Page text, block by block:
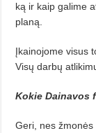
ką ir kaip galime
planą.
Įkainojome visus
Visų darbų
Kokie Dainavos
Geri, nes